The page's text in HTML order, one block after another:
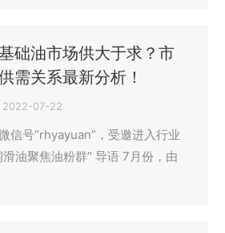
础油市场供大于求？市
需关系最新分析！
2022-07-22
信号“rhyayuan”，受邀进入行业
油聚焦油粉群” 导语 7月份，由